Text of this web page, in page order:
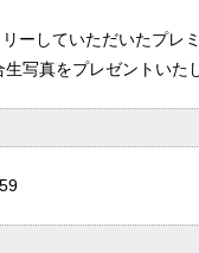
ーしていただいたプレ
写真をプレゼントいた